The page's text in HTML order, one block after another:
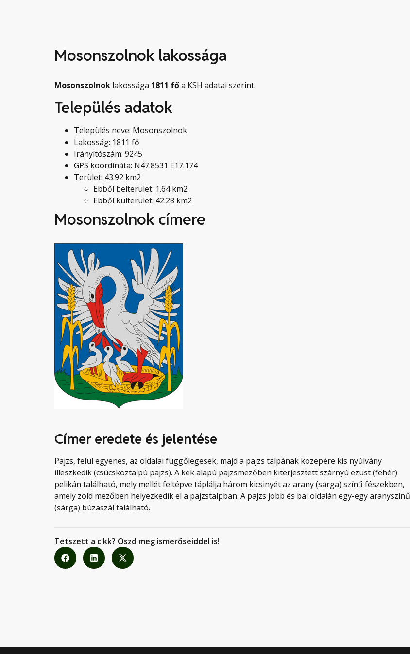
Mosonszolnok lakossága
Mosonszolnok lakossága 1811 főa KSH adatai szerint.
Település adatok
Település neve: Mosonszolnok
Lakosság: 1811 fő
Irányítószám: 9245
GPS koordináta: N47.8531 E17.174
Terület: 43.92 km2
Ebből belterület: 1.64 km2
Ebből külterület: 42.28 km2
Mosonszolnok címere
Címer eredete és jelentése
Pajzs, felül egyenes, az oldalai függőlegesek, majd a pajzs talpának közepére kis nyúlvány
illeszkedik (csúcsköztalpú pajzs). A kék alapú pajzsmezőben kiterjesztett szárnyú ezüst (fehér)
pelikán található, mely mellét feltépve táplálja három kicsinyét az arany (sárga) színű fészekben,
amely zöld mezőben helyezkedik el a pajzstalpban. A pajzs jobb és bal oldalán egy-egy aranyszínű
(sárga) búzaszál található.
Tetszett a cikk? Oszd meg ismerőseiddel is!